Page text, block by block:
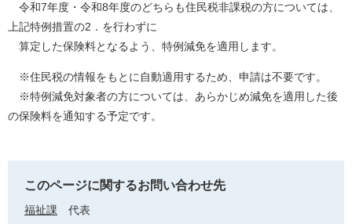
令和7年度・令和8年度のどちらも住民税非課税の方については、
上記特例措置の2．を行わずに
算定した保険料となるよう、特例減免を適用します。
※住民税の情報をもとに自動適用するため、申請は不要です。
※特例減免対象者の方については、あらかじめ減免を適用した後
の保険料を通知する予定です。
このページに関するお問い合わせ先
福祉課
代表